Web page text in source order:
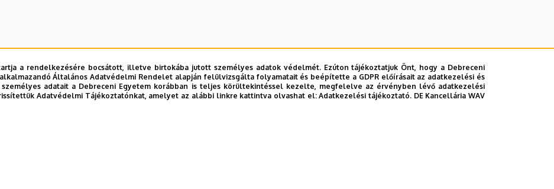
a rendelkezésére bocsátott, illetve birtokába jutott személyes adatok védelmét. Ezúton tájékoztatjuk Önt, hogy a Debreceni
Általános Adatvédelmi Rendelet alapján felülvizsgálta folyamatait és beépítette a GDPR előírásait az adatkezelési és
adatait a Debreceni Egyetem korábban is teljes körültekintéssel kezelte, megfelelve az érvényben lévő adatkezelési
Adatvédelmi Tájékoztatónkat, amelyet az alábbi linkre kattintva olvashat el:Adatkezelési tájékoztató. DE Kancellária WAV